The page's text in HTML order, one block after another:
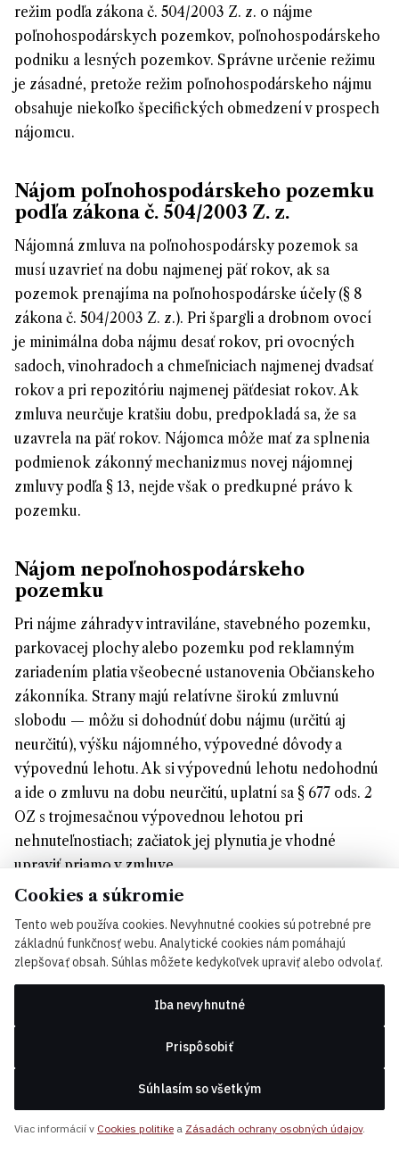
režim podľa zákona č. 504/2003 Z. z. o nájme
poľnohospodárskych pozemkov, poľnohospodárskeho
podniku a lesných pozemkov. Správne určenie režimu
je zásadné, pretože režim poľnohospodárskeho nájmu
obsahuje niekoľko špecifických obmedzení v prospech
nájomcu.
Nájom poľnohospodárskeho pozemku
podľa zákona č. 504/2003 Z. z.
Nájomná zmluva na poľnohospodársky pozemok sa
musí uzavrieť na dobu najmenej päť rokov, ak sa
pozemok prenajíma na poľnohospodárske účely (§ 8
zákona č. 504/2003 Z. z.). Pri špargli a drobnom ovocí
je minimálna doba nájmu desať rokov, pri ovocných
sadoch, vinohradoch a chmeľniciach najmenej dvadsať
rokov a pri repozitóriu najmenej päťdesiat rokov. Ak
zmluva neurčuje kratšiu dobu, predpokladá sa, že sa
uzavrela na päť rokov. Nájomca môže mať za splnenia
podmienok zákonný mechanizmus novej nájomnej
zmluvy podľa § 13, nejde však o predkupné právo k
pozemku.
Nájom nepoľnohospodárskeho
pozemku
Pri nájme záhrady v intraviláne, stavebného pozemku,
parkovacej plochy alebo pozemku pod reklamným
zariadením platia všeobecné ustanovenia Občianskeho
zákonníka. Strany majú relatívne širokú zmluvnú
slobodu — môžu si dohodnúť dobu nájmu (určitú aj
neurčitú), výšku nájomného, výpovedné dôvody a
výpovednú lehotu. Ak si výpovednú lehotu nedohodnú
a ide o zmluvu na dobu neurčitú, uplatní sa § 677 ods. 2
OZ s trojmesačnou výpovednou lehotou pri
nehnuteľnostiach; začiatok jej plynutia je vhodné
upraviť priamo v zmluve.
Určenie predmetu nájmu
Pozemok musí byť v zmluve presne identifikovaný
uvedením čísla parcely, registra „C" alebo „E", druhu
pozemku (orná pôda, záhrada, zastavaná plocha),
výmery v m², katastrálneho územia, obce, okresu a čísla
listu vlastníctva. Ak sa prenajíma iba časť pozemku, musí
na geometrický plán, alebo slovným opisom s odkazom
na prírodné hranice. Pri neurčitom vymedzení
Cookies a súkromie
Tento web používa cookies. Nevyhnutné cookies sú potrebné pre
základnú funkčnosť webu. Analytické cookies nám pomáhajú
zlepšovať obsah. Súhlas môžete kedykoľvek upraviť alebo odvolať.
Iba nevyhnutné
Prispôsobiť
Súhlasím so všetkým
Viac informácií v Cookies politike a Zásadách ochrany osobných údajov.